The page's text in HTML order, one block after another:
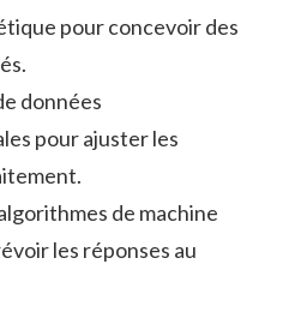
pour concevoir des
données
pour ajuster les
de machine
les réponses au